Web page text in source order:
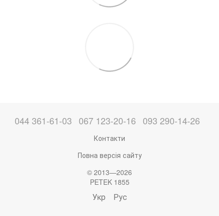
044 361-61-03 067 123-20-16 093 290-14-26
Контакти
Повна версія сайту
© 2013—2026
PETEK 1855
Укр Рус